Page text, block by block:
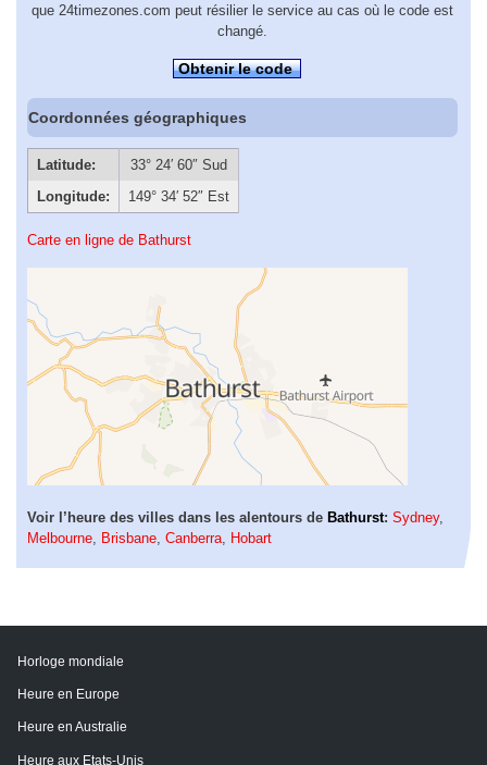
que 24timezones.com peut résilier le service au cas où le code est
changé.
Obtenir le code
Coordonnées géographiques
Latitude:
33° 24′ 60″ Sud
Longitude:
149° 34′ 52″ Est
Carte en ligne de Bathurst
Voir l’heure des villes dans les alentours de Bathurst: Sydney,
Melbourne, Brisbane, Canberra, Hobart
Horloge mondiale
Heure en Europe
Heure en Australie
Heure aux Etats-Unis